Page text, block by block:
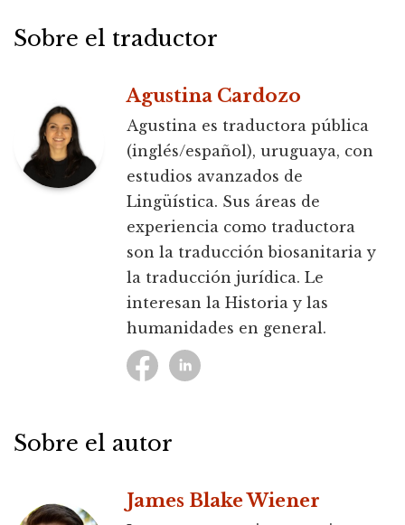
Sobre el traductor
Agustina Cardozo
Agustina es traductora pública
(inglés/español), uruguaya, con
estudios avanzados de
Lingüística. Sus áreas de
experiencia como traductora
son la traducción biosanitaria y
la traducción jurídica. Le
interesan la Historia y las
humanidades en general.
Sobre el autor
James Blake Wiener